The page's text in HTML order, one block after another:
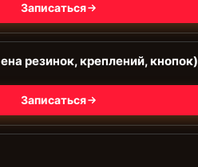
Записаться
резинок, креплений, кнопок)
Записаться